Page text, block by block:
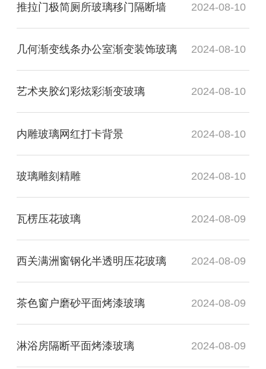
推拉门极简厕所玻璃移门隔断墙 2024-08-10
几何渐变线条办公室渐变装饰玻璃 2024-08-10
艺术夹胶幻彩炫彩渐变玻璃 2024-08-10
内雕玻璃网红打卡背景 2024-08-10
玻璃雕刻精雕 2024-08-10
瓦楞压花玻璃 2024-08-09
西关满洲窗钢化半透明压花玻璃 2024-08-09
茶色窗户磨砂平面烤漆玻璃 2024-08-09
淋浴房隔断平面烤漆玻璃 2024-08-09